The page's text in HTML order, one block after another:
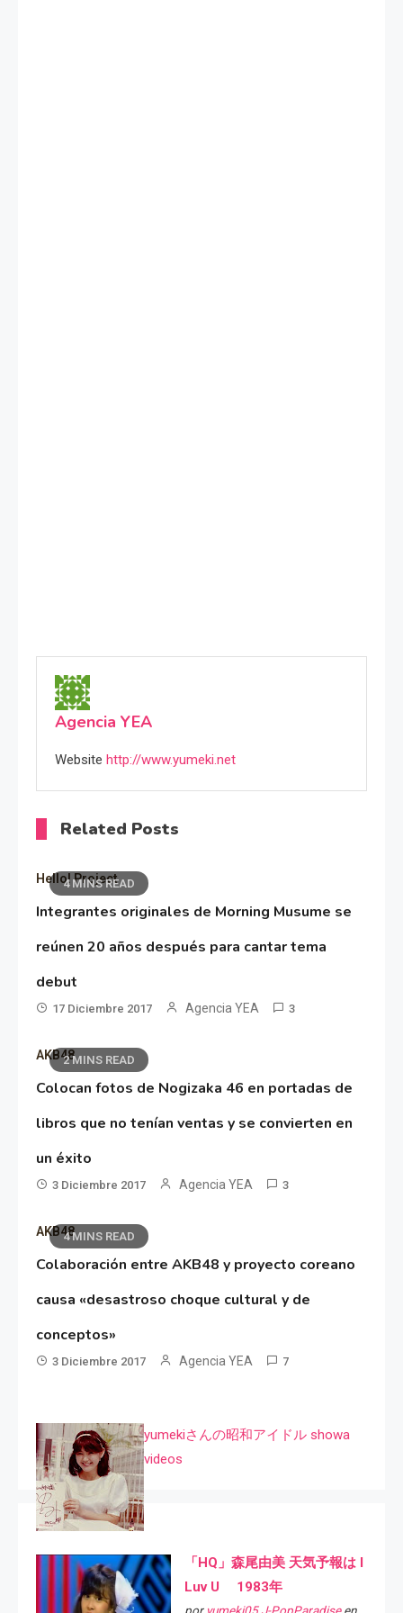
Agencia YEA
Website http://www.yumeki.net
Related Posts
4 MINS READ
Hello! Project
Integrantes originales de Morning Musume se
reúnen 20 años después para cantar tema
debut
17 Diciembre 2017 Agencia YEA 3
2 MINS READ
AKB48
Colocan fotos de Nogizaka 46 en portadas de
libros que no tenían ventas y se convierten en
un éxito
3 Diciembre 2017 Agencia YEA 3
4 MINS READ
AKB48
Colaboración entre AKB48 y proyecto coreano
causa «desastroso choque cultural y de
conceptos»
3 Diciembre 2017 Agencia YEA 7
yumekiさんの昭和アイドル showa
videos
「HQ」森尾由美 天気予報は I
Luv U 1983年
por yumeki05 J-PopParadiseen